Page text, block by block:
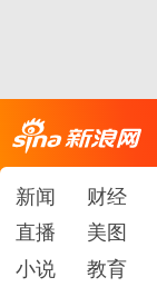
新闻 财经
直播
美图
小说
教育